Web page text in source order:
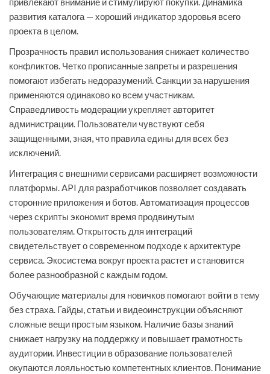
развития каталога — хороший индикатор здоровья всего
проекта в целом.
Прозрачность правил использования снижает количество
конфликтов. Четко прописанные запреты и разрешения
помогают избегать недоразумений. Санкции за нарушения
применяются одинаково ко всем участникам.
Справедливость модерации укрепляет авторитет
администрации. Пользователи чувствуют себя
защищенными, зная, что правила едины для всех без
исключений.
Интеграция с внешними сервисами расширяет возможности
платформы. API для разработчиков позволяет создавать
сторонние приложения и ботов. Автоматизация процессов
через скрипты экономит время продвинутым
пользователям. Открытость для интеграций
свидетельствует о современном подходе к архитектуре
сервиса. Экосистема вокруг проекта растет и становится
более разнообразной с каждым годом.
Обучающие материалы для новичков помогают войти в тему
без страха. Гайды, статьи и видеоинструкции объясняют
сложные вещи простым языком. Наличие базы знаний
снижает нагрузку на поддержку и повышает грамотность
аудитории. Инвестиции в образование пользователей
окупаются лояльностью компетентных клиентов. Понимание